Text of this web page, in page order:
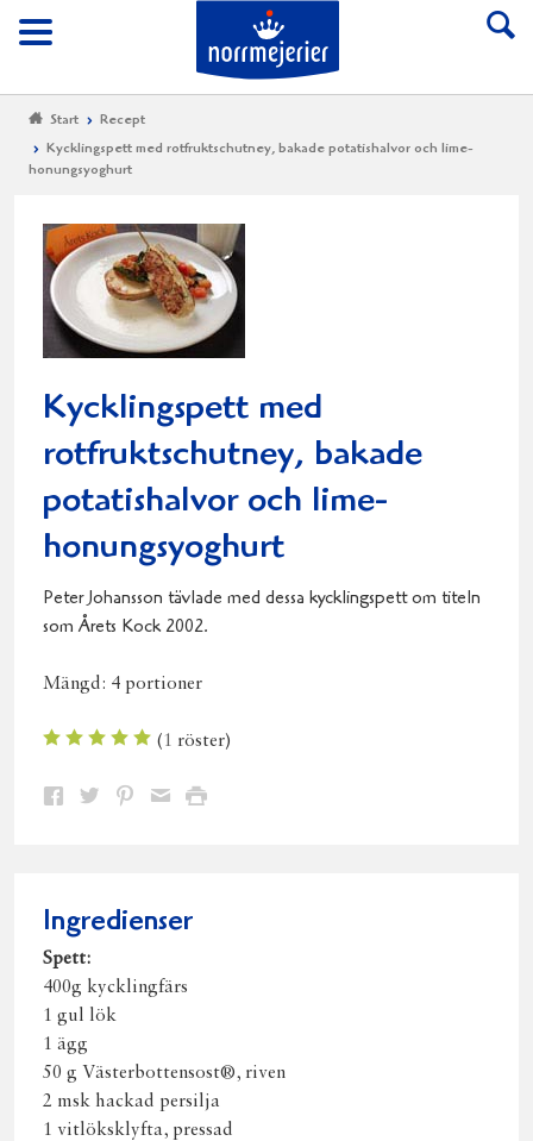
Meny
Till Norrmejerier
Start
Recept
Kycklingspett med rotfruktschutney, bakade potatishalvor och lime-
honungsyoghurt
Kycklingspett med
rotfruktschutney, bakade
potatishalvor och lime-
honungsyoghurt
Peter Johansson tävlade med dessa kycklingspett om titeln
som Årets Kock 2002.
Mängd: 4 portioner
(1 röster)
Dela Dela Dela DelaSkriv
Ingredienser
Spett:
400g kycklingfärs
1 gul lök
1 ägg
50 g Västerbottensost®, riven
2 msk hackad persilja
1 vitlöksklyfta, pressad